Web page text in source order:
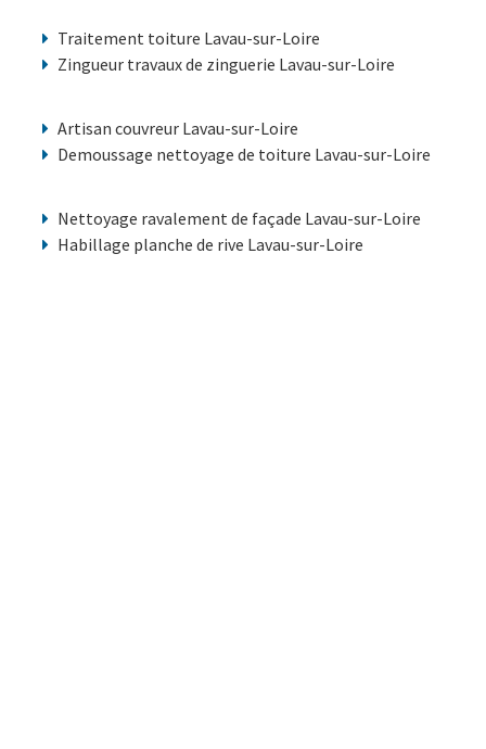
Traitement toiture Lavau-sur-Loire
Zingueur travaux de zinguerie Lavau-sur-Loire
Artisan couvreur Lavau-sur-Loire
Demoussage nettoyage de toiture Lavau-sur-Loire
Nettoyage ravalement de façade Lavau-sur-Loire
Habillage planche de rive Lavau-sur-Loire